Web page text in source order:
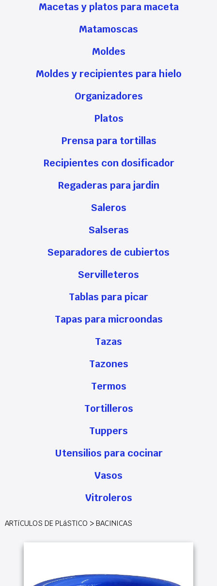
Macetas y platos para maceta
Matamoscas
Moldes
Moldes y recipientes para hielo
Organizadores
Platos
Prensa para tortillas
Recipientes con dosificador
Regaderas para jardin
Saleros
Salseras
Separadores de cubiertos
Servilleteros
Tablas para picar
Tapas para microondas
Tazas
Tazones
Termos
Tortilleros
Tuppers
Utensilios para cocinar
Vasos
Vitroleros
ARTíCULOS DE PLáSTICO > BACINICAS